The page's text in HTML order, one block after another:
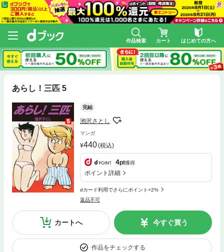
作品検索 カート はじめての方へ
あらし！三匹 5
完結
池沢さとし
マンガ
440(税込)
4pt獲得
ポイント詳細
dカード利用でさらにポイント+2%
返品不可
カートへ 今すぐ買う
作品をチェックする